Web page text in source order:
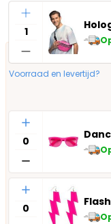
Aantal
Voorraad en levertijd?
Aantal
Aantal